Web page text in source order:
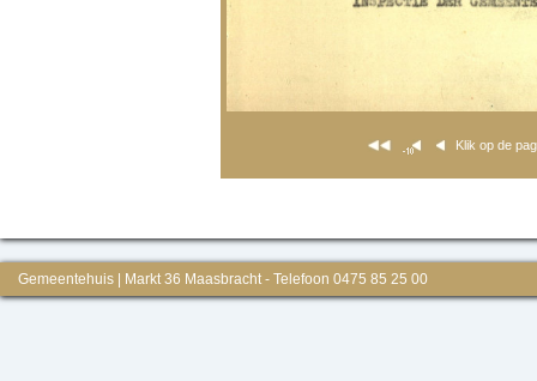
Klik op de
Gemeentehuis | Markt 36 Maasbracht - Telefoon 0475 85 25 00